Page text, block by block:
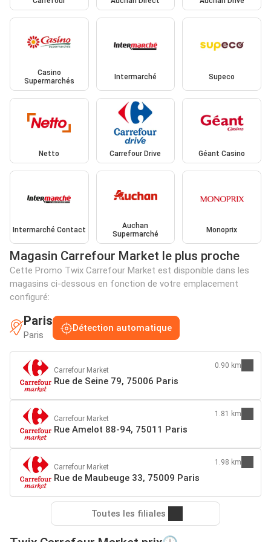
Casino
Supermarchés
Intermarché Supeco
Netto Carrefour Drive Géant Casino
Intermarché Contact
Auchan
Supermarché
Monoprix
Magasin Carrefour Market le plus proche
Cette Promo Twix Carrefour Market est disponible dans les
magasins ci-dessous en fonction de votre emplacement
configuré:
Paris
Paris
Détection automatique
Carrefour Market
Rue de Seine 79, 75006 Paris
0.90 km
Carrefour Market
Rue Amelot 88-94, 75011 Paris
1.81 km
Carrefour Market
Rue de Maubeuge 33, 75009 Paris
1.98 km
Toutes les filiales